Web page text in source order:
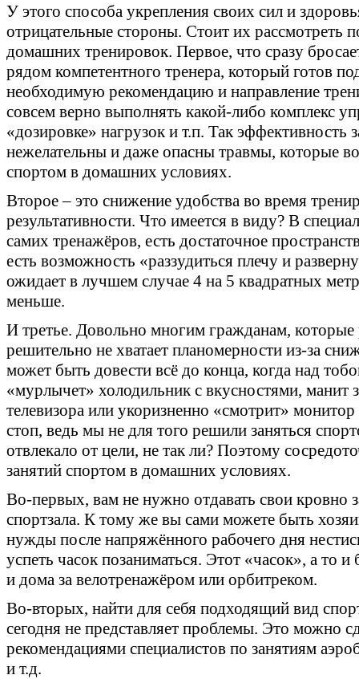
У этого способа укрепления своих сил и
отрицательные стороны. Стоит их рассмотреть
домашних тренировок. Первое, что сразу
рядом компетентного тренера, который готов
необходимую рекомендацию и направление
совсем верно выполнять какой-либо комплекс
«дозировке» нагрузок и т.п. Так
нежелательны и даже опасны травмы, которые
спортом в домашних условиях.
Второе – это снижение удобства во время
результативности. Что имеется в виду? В
самих тренажёров, есть достаточное
есть возможность «раззудиться плечу и
ожидает в лучшем случае 4 на 5 квадратных
меньше.
И третье. Довольно многим гражданам,
решительно не хватает планомерности из-за
может быть довести всё до конца, когда над
«мурлычет» холодильник с вкусностями, манит
телевизора или укоризненно «смотрит»
стоп, ведь мы не для того решили заняться
отвлекало от цели, не так ли? Поэтому
занятий спортом в домашних условиях.
Во-первых, вам не нужно отдавать свои кровно
спортзала. К тому же вы сами можете быть
нужды после напряжённого рабочего дня
успеть часок позаниматься. Этот «часок», а то
и дома за велотренажёром или орбитреком.
Во-вторых, найти для себя подходящий вид
сегодня не представляет проблемы. Это можно
рекомендациями специалистов по занятиям
и т.д.